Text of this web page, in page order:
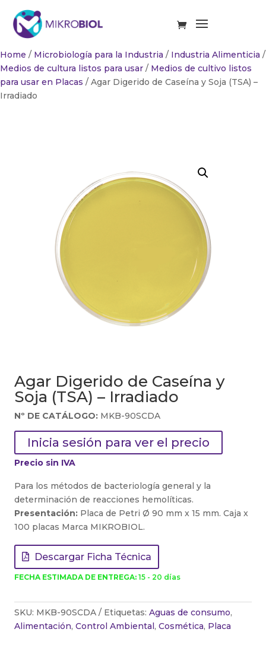
Home / Microbiología para la Industria / Industria Alimenticia /
Medios de cultura listos para usar / Medios de cultivo listos
para usar en Placas / Agar Digerido de Caseína y Soja (TSA) –
Irradiado
Agar Digerido de Caseína y
Soja (TSA) – Irradiado
Nº DE CATÁLOGO: MKB-90SCDA
Inicia sesión para ver el precio
Precio sin IVA
Para los métodos de bacteriología general y la
determinación de reacciones hemolíticas.
Presentación: Placa de Petri Ø 90 mm x 15 mm. Caja x
100 placas Marca MIKROBIOL.
Descargar Ficha Técnica
FECHA ESTIMADA DE ENTREGA: 15 - 20 días
SKU: MKB-90SCDA Etiquetas: Aguas de consumo,
Alimentación, Control Ambiental, Cosmética, Placa